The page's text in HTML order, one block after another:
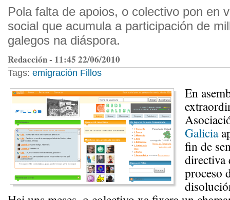
Pola falta de apoios, o colectivo pon en
social que acumula a participación de
galegos na diáspora.
Redacción - 11:45 22/06/2010
Tags: emigración Fillos
En
Galicia
fin de
directiva
proceso